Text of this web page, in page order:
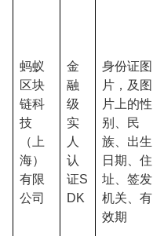
蚂蚁
区块
链科
技
（上
海）
有限
公司
金
融
级
实
人
认
证S
DK
身份证图
片，及图
片上的性
别、民
族、出生
日期、住
址、签发
机关、有
效期